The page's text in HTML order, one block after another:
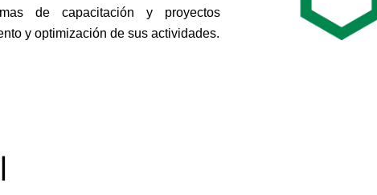
de capacitación y proyectos
y optimización de sus actividades.